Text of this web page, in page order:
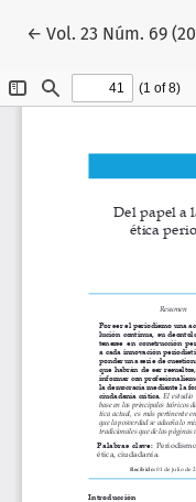
←Volver a los
Vol. 23 Núm. 69